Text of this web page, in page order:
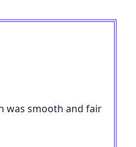
was smooth and fair